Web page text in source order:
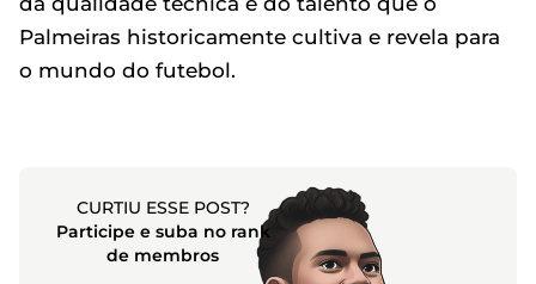
Palmeiras historicamente cultiva e revela para
o mundo do futebol.
CURTIU ESSE POST?
Participe e suba no rank
de membros